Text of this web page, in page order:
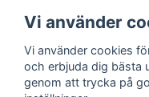
Om cookies
Odd Sailor AB
Vi använder
Vi använder cookies
och erbjuda dig bästa
genom att trycka på